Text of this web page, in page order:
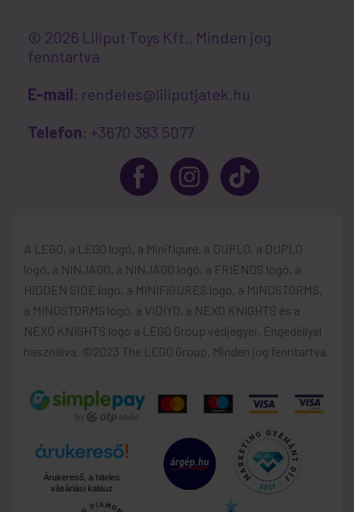
© 2026 Liliput Toys Kft., Minden jog
fenntartva
E-mail: rendeles@liliputjatek.hu
Telefon: +3670 383 5077
A LEGO, a LEGO logó, a Minifigure, a DUPLO, a DUPLO
logó, a NINJAGO, a NINJAGO logó, a FRIENDS logó, a
HIDDEN SIDE logó, a MINIFIGURES logó, a MINDSTORMS,
a MINDSTORMS logó, a VIDIYO, a NEXO KNIGHTS és a
NEXO KNIGHTS logó a LEGO Group védjegyei. Engedéllyel
használva. ©2023 The LEGO Group. Minden jog fenntartva.
Árukereső, a hiteles
vásárlási kalauz